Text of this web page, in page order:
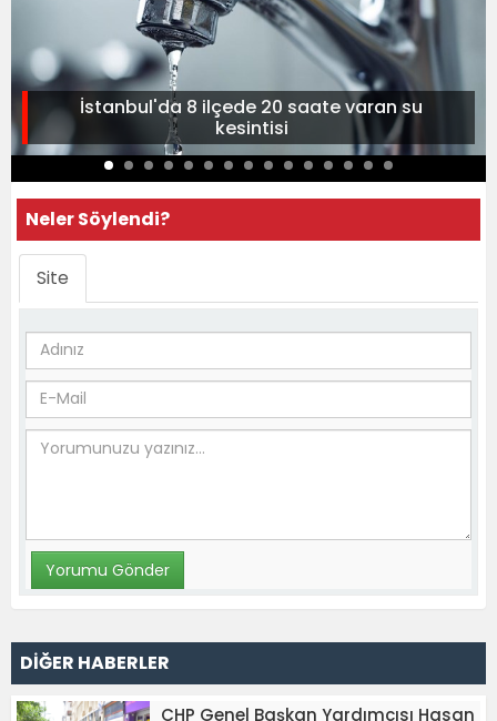
İstanbul'da 8 ilçede 20 saate varan su
kesintisi
Neler Söylendi?
Site
DİĞER HABERLER
CHP Genel Başkan Yardımcısı Hasan